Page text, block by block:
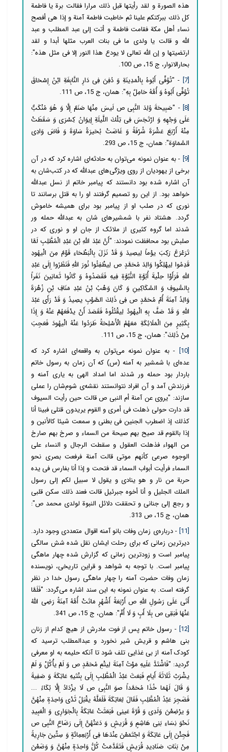
هذه الصورة و لقد رأیتها قبل ذلك مرارا فقالت برة یا فاطمة
كل ذلك ببركتكم علینا ثم خاطبت‏ فاطمة آمنة و إذا هی أفصح
نساء أهل مكة فقامت فاطمة و أتت إلى عبد المطلب و عبد
الله و قالت یا ولدی ما فی بنات العرب مثلها أبدا و لقد
ارتضیتها و إن الله تعالى لا یودع هذا النور إلا فی مثل هذه":
بحارالانوار، ج 15، ص 100.
[7] - "تُوُفِّی أَبُوهُ بِالْمَدِینَةِ وَ دُفِنَ فِی دَارِ النَّابِغَةِ ابْنُ إِسْحَاقَ
تُوُفِّی أَبُوهُ وَ أُمُّهُ حَامِلٌ بِهِ": همان، ج 15، ص 111.
[8] - "صَبِیحَةَ وُلِدَ النَّبِی ص لَیسَ مِنْهَا صَنَمٌ إِلَّا وَ هُوَ مُنْكَبٌّ
عَلَى وَجْهِهِ وَ ارْتَجَسَ فِی تِلْكَ اللَّیلَةِ إِیوَانُ كِسْرَى وَ سَقَطَتْ
مِنْهُ أَرْبَعَ عَشْرَةَ شُرْفَةً وَ غَاضَتْ بُحَیرَةُ سَاوَةَ وَ فَاضَ وَادِی
السَّمَاوَة": همان، ج 15، ص 293.
[9] - به عنوان نمونه می‌توان به حادثه‌ای اشاره کرد که در آن
برخی از یهودیان از روی ویژگی‌های عبدالله که در کتب‌شان به
آن اشاره شده بود دانستند که پیامبر خاتم از نسل عبدالله
خواهد بود. از این رو تصمیم گرفتند او را به قتل برسانند تا
نوری که در صلب او از پیامبر بود برای همیشه خاموش
گردد. هشتاد نفر با شمشیرهای شان به عبدالله حمله ور
شدند اما گروه کثیری از ملائک از جان او و نوری که در
صلبش بود محافظت نمودند: "أَنَّ عَبْدَ اللَّهِ بْنَ عَبْدِ الْمُطَّلِبِ لَمَّا
تَرَعْرَعَ رَكِبَ یوْماً لِیصِیدَ وَ قَدْ نَزَلَ بِالْبَطْحَاءِ قَوْمٌ مِنَ الْیهُودِ
قَدِمُوا لِیهْلِكُوا وَالِدَ مُحَمَّدٍ ص لِیطْفِئُوا نُورَ اللَّهِ فَنَظَرُوا إِلَى عَبْدِ
اللَّهِ فَرَأَوْا حِلْیةَ أُبُوَّةِ النُّبُوَّةِ فِیهِ فَقَصَدُوهُ وَ كَانُوا ثَمَانِینَ نَفَراً
بِالسُّیوفِ وَ السَّكَاكِینِ وَ كَانَ وَهْبُ بْنُ عَبْدِ مَنَافِ بْنِ زُهْرَةَ
وَالِدُ آمِنَةَ أُمِّ مُحَمَّدٍ ص فِی ذَلِكَ الصَّوْبِ یصِیدُ وَ قَدْ رَأَى عَبْدَ
اللَّهِ وَ قَدْ صَفَّ بِهِ الْیهُودُ لِیقْتُلُوهُ فَقَصَدَ أَنْ یدْفَعَهُمْ عَنْهُ وَ إِذَا
بِكَثِیرٍ مِنَ الْمَلَائِكَةِ مَعَهُمُ الْأَسْلِحَةُ طَرَدُوا عَنْهُ الْیهُودَ فَعَجِبَ
مِنْ ذَلِكَ": همان، ج 15، ص 111.
[10] - به عنوان نمونه می‌توان به واقعه‌ای اشاره کرد که
عده‌ای با شمشیر به آمنه (س) که آن زمان به رسول خاتم
باردار بود حمله ور شدند اما امداد الهی به یاری آمنه و
فرزندش آمد و آن افراد نتوانستند نقشه‌ی شوم‌شان را عملی
سازند: "یروى عن آمنة أم النبی ص قالت حین رأیت السیوف
قد دارت حولی ذهلت فی أمری و القوم یریدون قتلی فبینا أنا
كذلك إذ اضطرب الجنین فی بطنی و سمعت شیئا كالأنین و
إذا بالقوم قد صیح بهم صیحة من السماء و صرخ بهم صارخ
من الهواء فذهلت العقول و سقطت الرجال و النساء على
الوجوه صرعى كأنهم موتى قالت آمنة فرفعت بصری نحو
السماء فرأیت أبواب السماء قد فتحت و إذا أنا بفارس فی یده
حربة من نار و هو ینادیو یقول لا سبیل لكم إلى رسول
الملك الجلیل و أنا أخوه جبرئیل قالت فعند ذلك سكن قلبی
و رجع إلی جنانی و تحققت دلائل النبوة لولدی محمد ص":
همان، ج 15، ص 313.
[11] - درباره‌ی زمان وفات بانو آمنه اقوال متعددی وجود دارد.
دیرترین زمانی که برای رحلت ایشان نقل شده شش سالگی
پیامبر است و زودترین زمانی که گزارش شده چهار ماهگی
پیامبر است. با توجه به شواهد و قراین تاریخی، نویسنده
زمان وفات حضرت آمنه را چهار ماهگی رسول خدا در نظر
گرفته است. به عنوان نمونه به این سند اشاره می‌گردد: "فَلَمَّا
أَتَى عَلَى رَسُولِ اللَّهِ ص أَرْبَعَةُ أَشْهُرٍ مَاتَتْ أُمُّهُ آمِنَةُ رَضِی اللَّهُ
عَنْهَا فَبَقِی ص بِلَا أَبٍ وَ لَا أُمٍّ": همان، ج 15، ص 341.
[12] - رسول خاتم پس از فوت مادرش از هیچ کدام از زنان
بنی هاشم و قریش شیر نخورد و عبدالمطلب ترسید که
کودک آمنه از بی غذایی تلف شود تا آنکه حلیمه به او معرفی
گردید: "فَاشْتَدَّ عَلَیهِ‏ مَوْتُ آمِنَةَ لِیتْمِ مُحَمَّدٍ ص وَ لَمْ یأْكُلْ وَ لَمْ
یشْرَبْ ثَلَاثَةَ أَیامٍ فَبَعَثَ عَبْدُ الْمُطَّلِبِ إِلَى بِنْتَیهِ عَاتِكَةَ وَ صَفِیةَ
وَ قَالَ لَهُمَا خُذَا مُحَمَّداً ص‏وَ النَّبِی ص لَا یزْدَادُ إِلَّا بُكَاءً ...
فَضَجِرَ عَبْدُ الْمُطَّلِبِ‏ فَقَالَ لِعَاتِكَةَ فَلَعَلَّهُ یقْبَلُ ثَدْی وَاحِدَةٍ مِنْهُنَّ
وَ یرْضِعْنَ وَلَدِی وَ قُرَّةَ عَینِی فَبَعَثَتْ عَاتِكَةُ بِالْجَوَارِی وَ الْعَبِیدِ
نَحْوَ نِسَاءِ بَنِی هَاشِمٍ وَ قُرَیشٍ وَ دَعَتْهُنَّ إِلَى رَضَاعِ النَّبِی ص
فَجِئْنَ إِلَى عَاتِكَةَ وَ اجْتَمَعْنَ عِنْدَهَا فِی أَرْبَعِمِائَةٍ وَ سِتِّینَ جَارِیةً
مِنْ بَنَاتِ صَنَادِیدِ قُرَیشٍ‏ فَتَقَدَّمَتْ كُلُّ وَاحِدَةٍ مِنْهُنَّ وَ وَضَعْنَ